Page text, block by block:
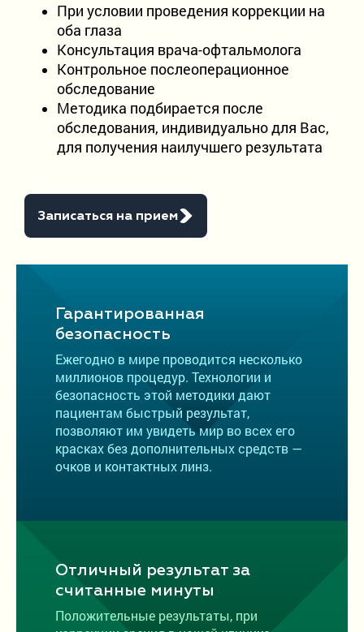
При условии проведения коррекции на
оба глаза
Консультация врача-офтальмолога
Контрольное послеоперационное
обследование
Методика подбирается после
обследования, индивидуально для Вас,
для получения наилучшего результата
Записаться на прием
Гарантированная
безопасность
Ежегодно в мире проводится несколько
миллионов процедур. Технологии и
безопасность этой методики дают
пациентам быстрый результат,
позволяют им увидеть мир во всех его
красках без дополнительных средств —
очков и контактных линз.
Отличный результат за
считанные минуты
Положительные результаты, при